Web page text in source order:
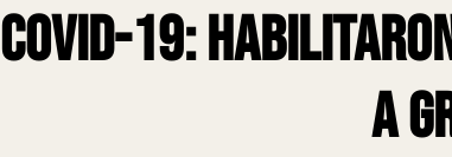
Covid-19:
a